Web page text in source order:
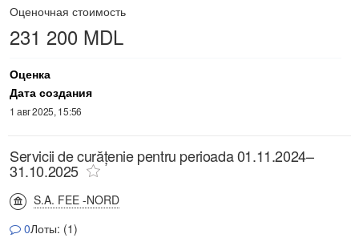
Оценочная стоимость
231 200 MDL
Оценка
Дата создания
1 авг 2025, 15:56
Servicii de curățenie pentru perioada 01.11.2024–
31.10.2025
S.A. FEE -NORD
0Лоты: (1)